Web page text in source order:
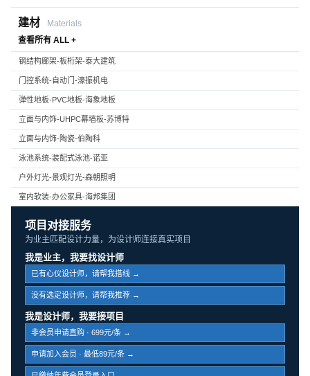
建材
Materials
查看所有 ALL +
钢结构廊架-板桁架-泰大建筑
门控系统-自动门-濠振机电
弹性地板-PVC地板-海象地板
立面与内饰-UHPC幕墙板-苏博特
立面与内饰-陶瓷-伯陶科
泳池系统-装配式泳池-诺亚
户外灯光-景观灯光-森朝照明
室内软装-办公家具-海邦集团
项目对接服务
为业主匹配设计力量，为设计师连接真实项目
我是业主，我要找设计师
已有心仪设计师，请帮我搭线 →
没有选定设计师，请帮我推荐 →
我是设计师，我要接项目
非会员申请直购 · 699元/条 →
申请加入会员 · 最低89元/条 →